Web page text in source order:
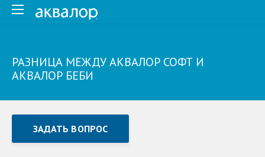
РАЗНИЦА МЕЖДУ АКВАЛОР СОФТ И
АКВАЛОР БЕБИ
ЗАДАТЬ ВОПРОС